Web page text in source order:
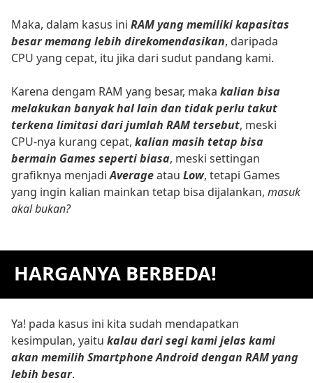
Maka, dalam kasus ini RAM yang memiliki kapasitas
besar memang lebih direkomendasikan, daripada
CPU yang cepat, itu jika dari sudut pandang kami.
Karena dengam RAM yang besar, maka kalian bisa
melakukan banyak hal lain dan tidak perlu takut
terkena limitasi dari jumlah RAM tersebut, meski
CPU-nya kurang cepat, kalian masih tetap bisa
bermain Games seperti biasa, meski settingan
grafiknya menjadiAverageatau Low, tetapi Games
yang ingin kalian mainkan tetap bisa dijalankan, masuk
akal bukan?
HARGANYA BERBEDA!
Ya! pada kasus ini kita sudah mendapatkan
kesimpulan, yaitu kalau dari segi kami jelas kami
akan memilih Smartphone Android dengan RAM yang
lebih besar.